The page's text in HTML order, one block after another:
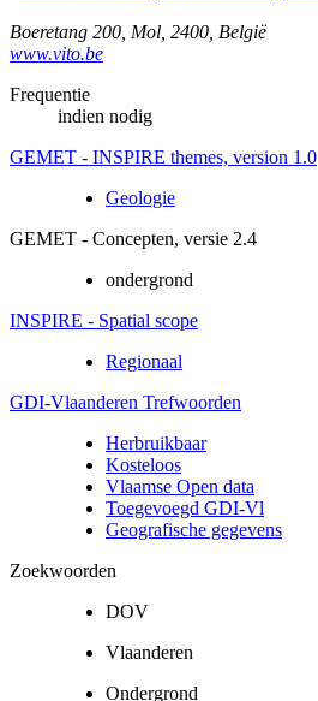
Boeretang 200 Mol 2400 België
www.vito.be
Frequentie
indien nodig
GEMET - INSPIRE themes, version 1.0
Geologie
GEMET - Concepten, versie 2.4
ondergrond
INSPIRE - Spatial scope
Regionaal
GDI-Vlaanderen Trefwoorden
Herbruikbaar
Kosteloos
Vlaamse Open data
Toegevoegd GDI-Vl
Geografische gegevens
Zoekwoorden
DOV
Vlaanderen
Ondergrond